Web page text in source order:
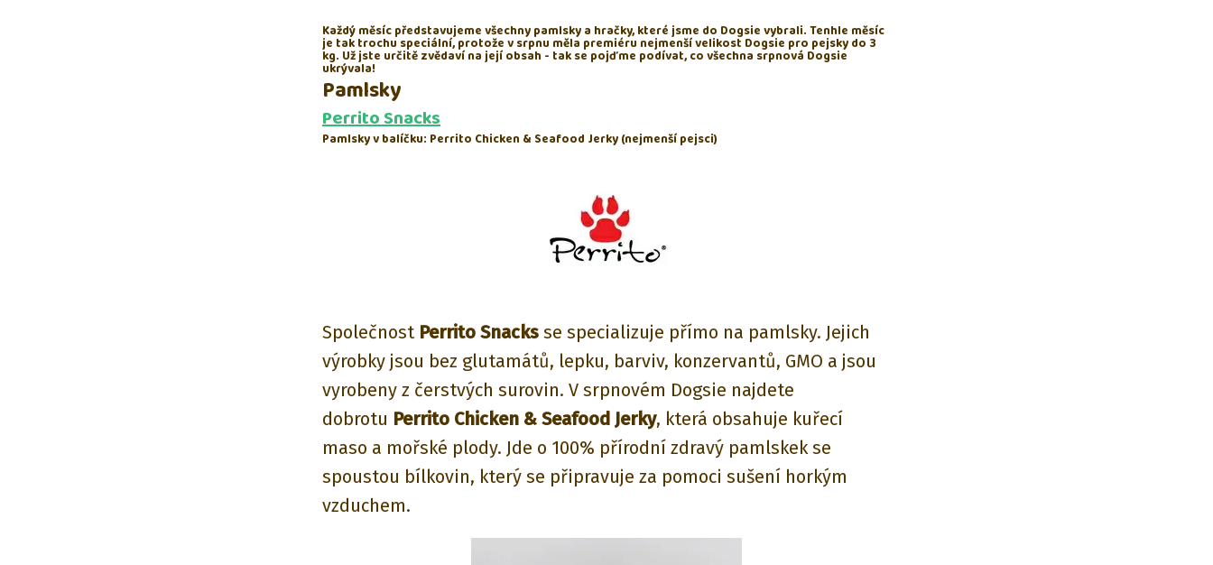
Každý měsíc představujeme všechny pamlsky a hračky, které jsme do Dogsie vybrali. Tenhle měsíc
je tak trochu speciální, protože v srpnu měla premiéru nejmenší velikost Dogsie pro pejsky do 3
kg. Už jste určitě zvědaví na její obsah - tak se pojďme podívat, co všechna srpnová Dogsie
ukrývala!
Pamlsky
Perrito Snacks
Pamlsky v balíčku: Perrito Chicken & Seafood Jerky (nejmenší pejsci)
Společnost Perrito Snacks se specializuje přímo na pamlsky. Jejich
výrobky jsou bez glutamátů, lepku, barviv, konzervantů, GMO a jsou
vyrobeny z čerstvých surovin. V srpnovém Dogsie najdete
dobrotu Perrito Chicken & Seafood Jerky, která obsahuje kuřecí
maso a mořské plody. Jde o 100% přírodní zdravý pamlskek se
spoustou bílkovin, který se připravuje za pomoci sušení horkým
vzduchem.